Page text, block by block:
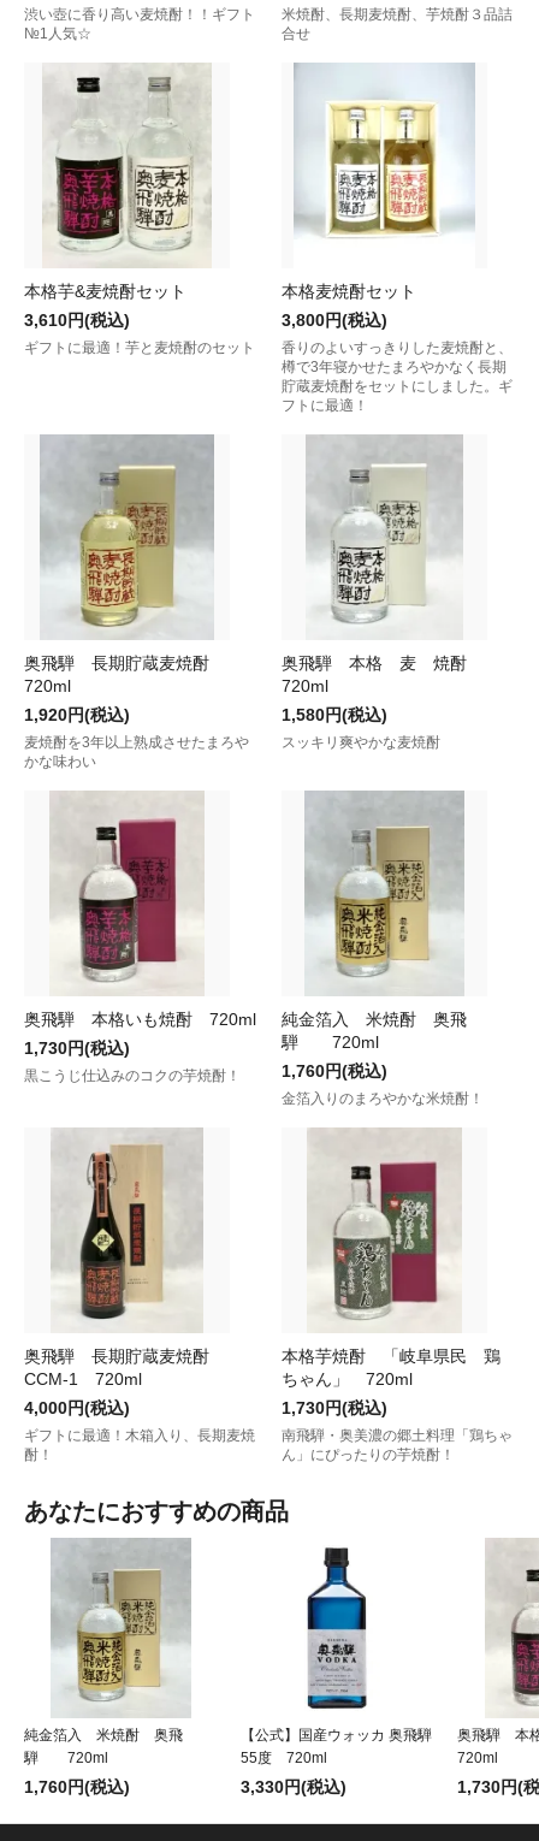
渋い壺に香り高い麦焼酎！！ギフト
№1人気☆
米焼酎、長期麦焼酎、芋焼酎３品詰
合せ
本格芋&麦焼酎セット
3,610円(税込)
ギフトに最適！芋と麦焼酎のセット
本格麦焼酎セット
3,800円(税込)
香りのよいすっきりした麦焼酎と、
樽で3年寝かせたまろやかなく長期
貯蔵麦焼酎をセットにしました。ギ
フトに最適！
奥飛騨 長期貯蔵麦焼酎
720ml
1,920円(税込)
麦焼酎を3年以上熟成させたまろや
かな味わい
奥飛騨 本格 麦 焼酎
720ml
1,580円(税込)
スッキリ爽やかな麦焼酎
奥飛騨 本格いも焼酎 720ml
1,730円(税込)
黒こうじ仕込みのコクの芋焼酎！
純金箔入 米焼酎 奥飛
騨 720ml
1,760円(税込)
金箔入りのまろやかな米焼酎！
奥飛騨 長期貯蔵麦焼酎
CCM-1 720ml
4,000円(税込)
ギフトに最適！木箱入り、長期麦焼
酎！
本格芋焼酎 「岐阜県民 鶏
ちゃん」 720ml
1,730円(税込)
南飛騨・奥美濃の郷土料理「鶏ちゃ
ん」にぴったりの芋焼酎！
あなたにおすすめの商品
純金箔入 米焼酎 奥飛
騨 720ml
1,760円(税込)
【公式】国産ウォッカ 奥飛騨
55度 720ml
3,330円(税込)
奥飛騨 本
720ml
1,730円(